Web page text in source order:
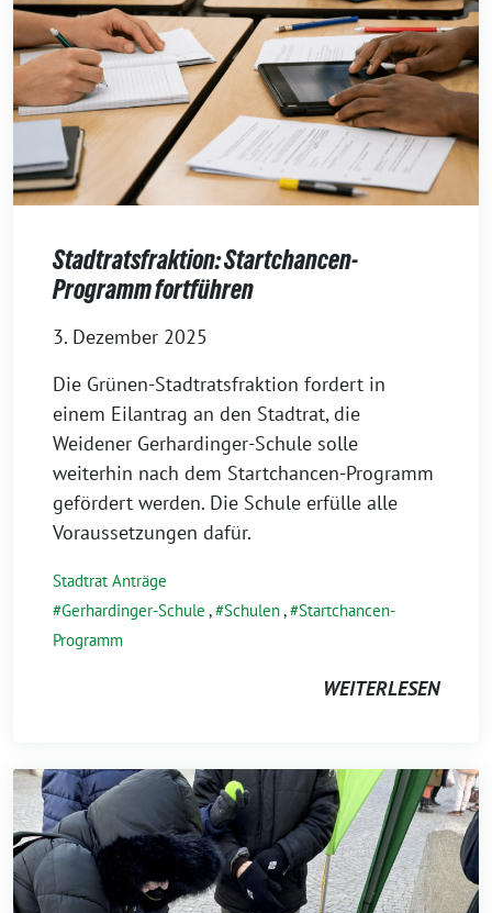
Stadtratsfraktion: Startchancen-
Programm fortführen
3. Dezember 2025
Die Grünen-Stadtratsfraktion fordert in
einem Eilantrag an den Stadtrat, die
Weidener Gerhardinger-Schule solle
weiterhin nach dem Startchancen-Programm
gefördert werden. Die Schule erfülle alle
Voraussetzungen dafür.
Stadtrat Anträge
Gerhardinger-Schule , Schulen, Startchancen-
Programm
WEITERLESEN